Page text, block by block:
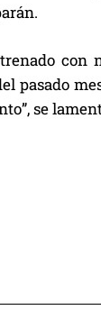
pasado
se